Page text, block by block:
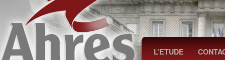
L’ETUDE